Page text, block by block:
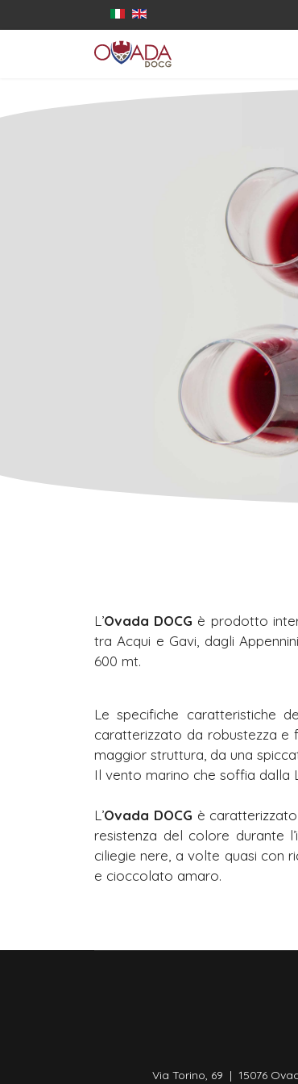
L’Ovada DOCG è prodotto
tra Acqui e Gavi, dagli
600 mt.
Le specifiche caratteristiche
caratterizzato da robustezza e
maggior struttura, da una
Il vento marino che soffia dalla
L’Ovada DOCG è
resistenza del colore durante
ciliegie nere, a volte quasi con
e cioccolato amaro.
Via Torino, 69 | 15076